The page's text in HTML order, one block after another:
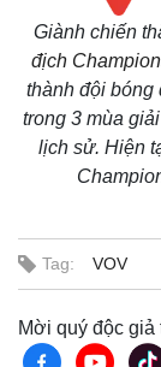
Giành chiến
địch
thành đội bóng
trong 3 mùa
lịch sử. Hiện
Tag: VOV
Mời quý độc giả